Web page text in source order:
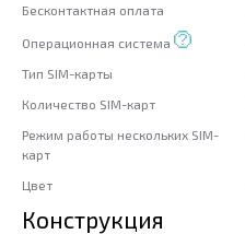
Бесконтактная оплата
Операционная система
Тип SIM-карты
Количество SIM-карт
Режим работы нескольких SIM-
карт
Цвет
Конструкция